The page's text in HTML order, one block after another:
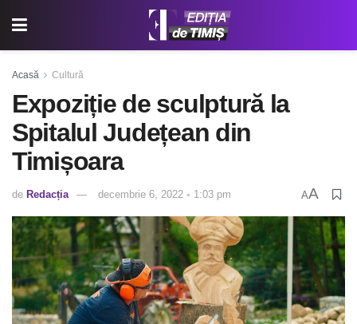
Acasă Cultură
Expoziție de sculptură la
Spitalul Județean din
Timișoara
de Redacția decembrie 6, 2022 ◦ 1:03 pm AA